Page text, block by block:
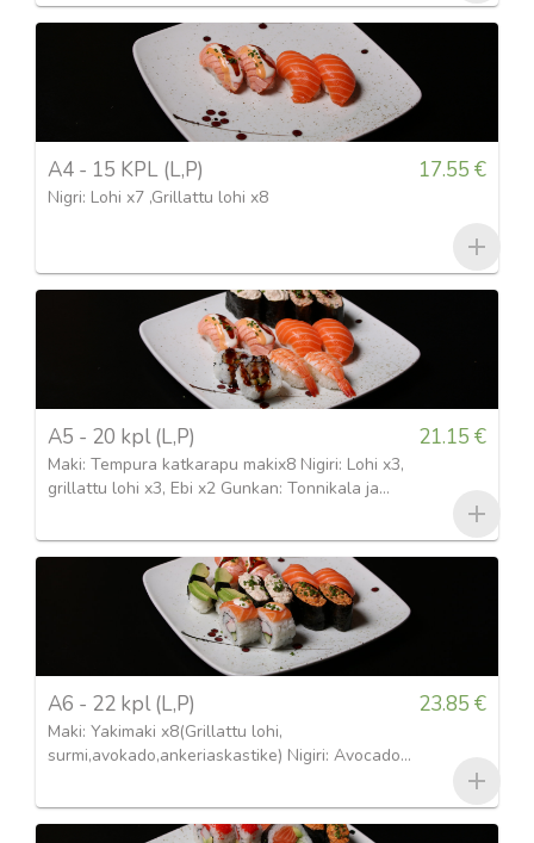
A4 - 15 KPL (L,P)
Nigri: Lohi x7 ,Grillattu lohi x8
17.55 €
A5 - 20 kpl (L,P)
Maki: Tempura katkarapu makix8 Nigiri: Lohi x3,
grillattu lohi x3, Ebi x2 Gunkan: Tonnikala ja
21.15 €
A6 - 22 kpl (L,P)
Maki: Yakimaki x8(Grillattu lohi,
surmi,avokado,ankeriaskastike) Nigiri: Avocado
x2, Tonnikala ja mojoneesix2
23.85 €